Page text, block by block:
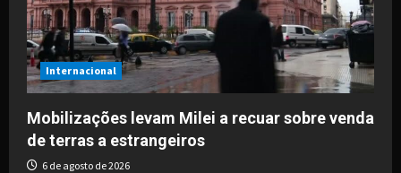
t
i
o
n
Internacional
Mobilizações levam Milei a recuar sobre venda
de terras a estrangeiros
6 de agosto de 2026